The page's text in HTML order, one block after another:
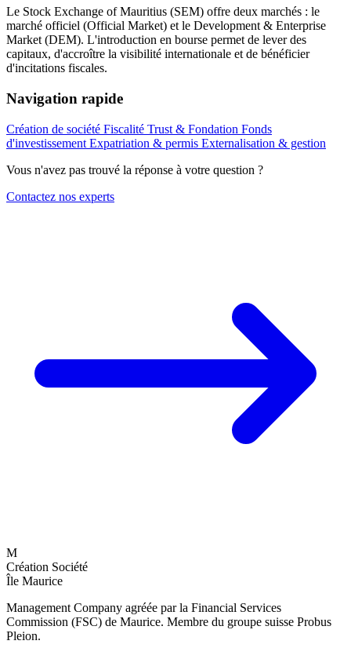
Le Stock Exchange of Mauritius (SEM) offre deux marchés : le
marché officiel (Official Market) et le Development & Enterprise
Market (DEM). L'introduction en bourse permet de lever des
capitaux, d'accroître la visibilité internationale et de bénéficier
d'incitations fiscales.
Navigation rapide
Création de société Fiscalité Trust & Fondation Fonds
d'investissement Expatriation & permis Externalisation & gestion
Vous n'avez pas trouvé la réponse à votre question ?
Contactez nos experts
M
Création Société
Île Maurice
Management Company agréée par la Financial Services
Commission (FSC) de Maurice. Membre du groupe suisse Probus
Pleion.